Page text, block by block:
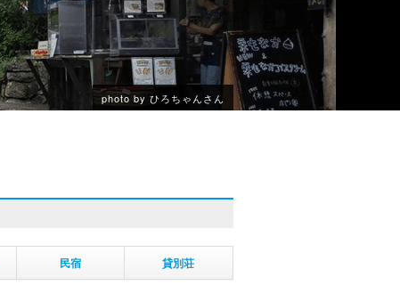
photo by ひろちゃんさん
民宿 貸別荘